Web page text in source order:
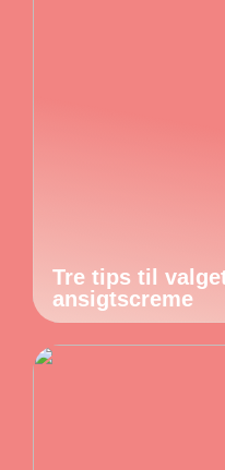
Tre tips til
ansigtscreme